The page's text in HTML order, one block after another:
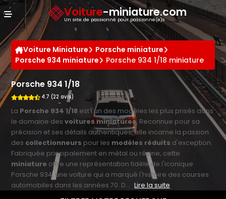
Voiture-miniature.com
Un site de passionné pour passionné(e)s
Voiture Miniature
Porsche miniature
Porsche 934 miniature
Porsche 934 1/18 miniature
Porsche 934 1/18
4.7 (22 avis)
La Porsche 934 1/18 est l'un des modèles les plus prisés dans
le domaine desvoitures miniatures. Reconnue pour sa
précision et ses détails authentiques, elle incarne la passion
des collectionneurs pour les modèles réduits d'exception.
Fabriquée principalement en métal ou résine, cette
miniature offre une représentation fidèle de l'iconique
Porsche 934, une voiture qui a marqué l'histoire des courses
automobiles dans les années 70. D... Lire la suite
Panneau de gestion des cookies